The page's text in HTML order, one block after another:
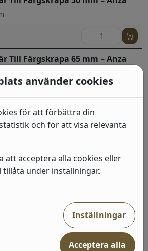
Till Färgskrapa 65 mm – Anza
Till Trekantsskrapa – Anza
till liten skrapa – Anza
Till Färgskrapa 30 mm – Anza
använder cookies
för att förbättra din
och för att visa relevanta
att acceptera alla cookies eller
tillåta under inställningar.
Inställningar
Acceptera alla